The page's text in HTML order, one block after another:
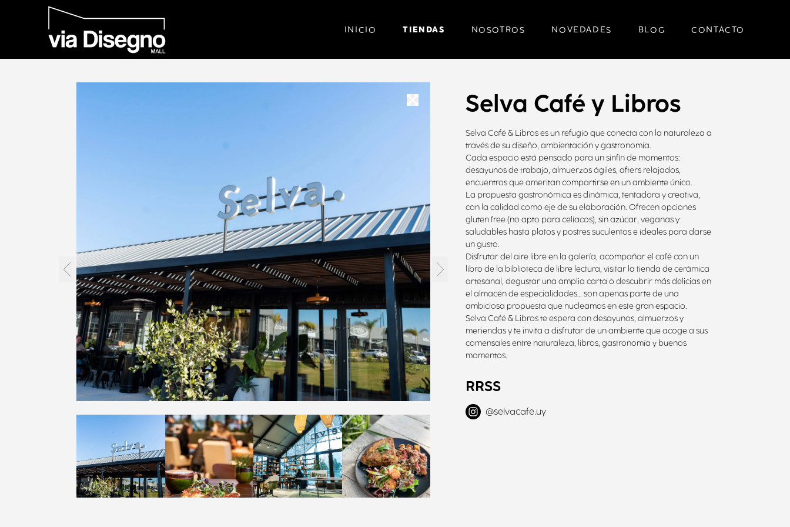
INICIO TIENDAS NOSOTROS NOVEDADES BLOG CONTACTO
Selva Café y Libros
Selva Café & Libros es un refugio que conecta con la naturaleza a
través de su diseño, ambientación y gastronomía.
Cada espacio está pensado para un sinfín de momentos:
desayunos de trabajo, almuerzos ágiles, afters relajados,
encuentros que ameritan compartirse en un ambiente único.
La propuesta gastronómica es dinámica, tentadora y creativa,
con la calidad como eje de su elaboración. Ofrecen opciones
gluten free (no apto para celíacos), sin azúcar, veganas y
saludables hasta platos y postres suculentos e ideales para darse
un gusto.
Disfrutar del aire libre en la galería, acompañar el café con un
libro de la biblioteca de libre lectura, visitar la tienda de cerámica
artesanal, degustar una amplia carta o descubrir más delicias en
el almacén de especialidades… son apenas parte de una
ambiciosa propuesta que nucleamos en este gran espacio.
Selva Café & Libros te espera con desayunos, almuerzos y
meriendas y te invita a disfrutar de un ambiente que acoge a sus
comensales entre naturaleza, libros, gastronomía y buenos
momentos.
RRSS
@selvacafe.uy